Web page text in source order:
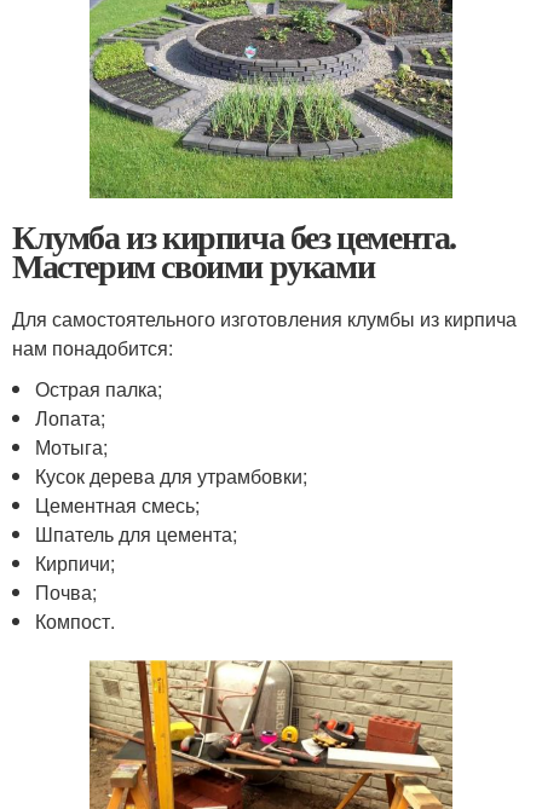
Клумба из кирпича без цемента.
Мастерим своими руками
Для самостоятельного изготовления клумбы из кирпича
нам понадобится:
Острая палка;
Лопата;
Мотыга;
Кусок дерева для утрамбовки;
Цементная смесь;
Шпатель для цемента;
Кирпичи;
Почва;
Компост.